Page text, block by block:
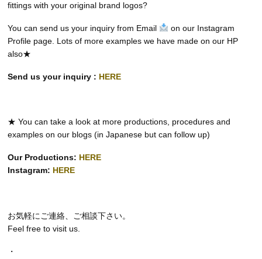
fittings with your original brand logos?
You can send us your inquiry from Email
on our Instagram
Profile page. Lots of more examples we have made on our HP
also★
Send us your inquiry : HERE
★ You can take a look at more productions, procedures and
examples on our blogs (in Japanese but can follow up)
Our Productions: HERE
Instagram: HERE
お気軽にご連絡、ご相談下さい。
Feel free to visit us.
・